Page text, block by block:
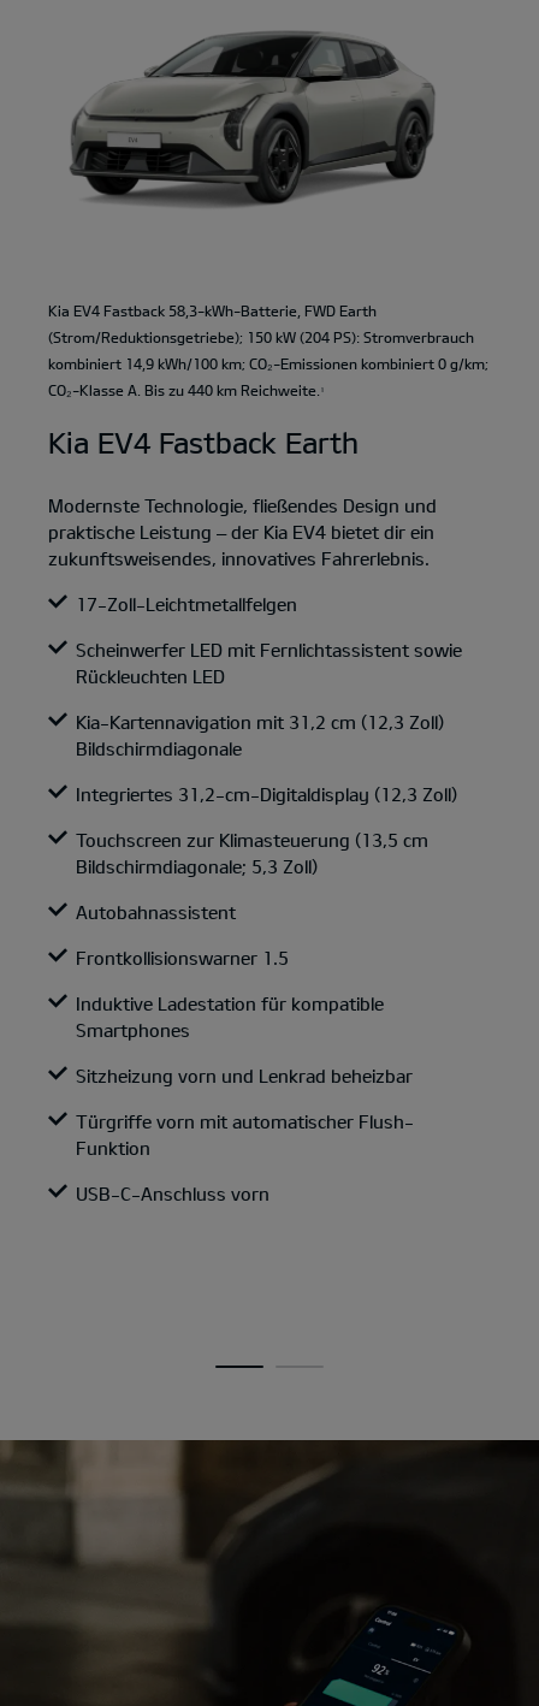
Kia EV4 Fastback 58,3-kWh-Batterie, FWD Earth
(Strom/Reduktionsgetriebe); 150 kW (204 PS): Stromverbrauch
kombiniert 14,9 kWh/100 km; CO₂-Emissionen kombiniert 0 g/km;
CO₂-Klasse A. Bis zu 440 km Reichweite.
1
Kia EV4 Fastback Earth
Modernste Technologie, fließendes Design und
praktische Leistung – der Kia EV4 bietet dir ein
zukunftsweisendes, innovatives Fahrerlebnis.
17-Zoll-Leichtmetallfelgen
Scheinwerfer LED mit Fernlichtassistent sowie
Rückleuchten LED
Kia-Kartennavigation mit 31,2 cm (12,3 Zoll)
Bildschirmdiagonale
Integriertes 31,2-cm-Digitaldisplay (12,3 Zoll)
Touchscreen zur Klimasteuerung (13,5 cm
Bildschirmdiagonale; 5,3 Zoll)
Autobahnassistent
Frontkollisionswarner 1.5
Induktive Ladestation für kompatible
Smartphones
Sitzheizung vorn und Lenkrad beheizbar
Türgriffe vorn mit automatischer Flush-
Funktion
USB-C-Anschluss vorn